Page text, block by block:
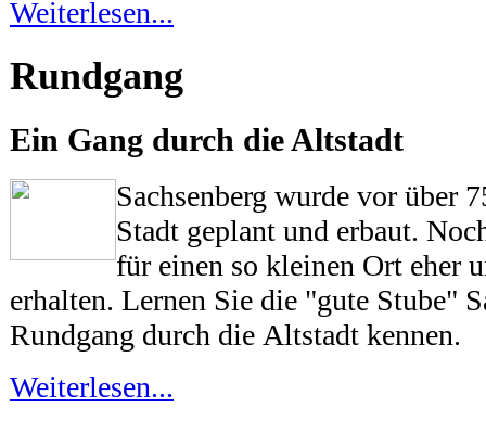
Weiterlesen...
Rundgang
Ein Gang durch die Altstadt
Sachsenberg wurde vor über
Stadt geplant und erbaut.
für einen so kleinen Ort eher
erhalten. Lernen Sie die "gute Stube"
Rundgang durch die Altstadt kennen.
Weiterlesen...